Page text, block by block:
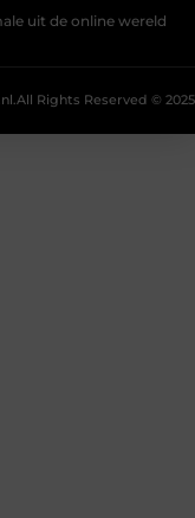
uit de online wereld
All Rights Reserved © 2025